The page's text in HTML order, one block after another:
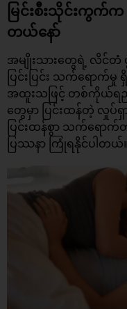
မြင်းစီးသိုင်းကွ
တယ်နော်
အမျိုးသားတွေရဲ့ လိင်တံ
ပြင်းပြင်း သက်ရောက်
အထူးသဖြင့် တစ်ကိုယ်ရည်
တွေမှာ ပြင်းထန်တဲ့ လှုပ်ရှ
ပြင်းထန်စွာ သက်ရေ
ပြဿနာ ကြုံရနိုင်ပါတယ်။